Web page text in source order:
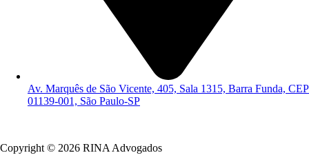
Av. Marquês de São Vicente, 405, Sala 1315, Barra Funda, CEP
01139-001, São Paulo-SP
Copyright © 2026 RINA Advogados